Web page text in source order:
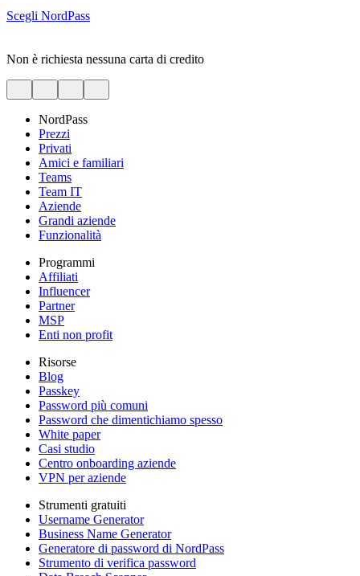
Scegli NordPass
Non è richiesta nessuna carta di credito
NordPass
Prezzi
Privati
Amici e familiari
Teams
Team IT
Aziende
Grandi aziende
Funzionalità
Programmi
Affiliati
Influencer
Partner
MSP
Enti non profit
Risorse
Blog
Passkey
Password più comuni
Password che dimentichiamo spesso
White paper
Casi studio
Centro onboarding aziende
VPN per aziende
Strumenti gratuiti
Username Generator
Business Name Generator
Generatore di password di NordPass
Strumento di verifica password